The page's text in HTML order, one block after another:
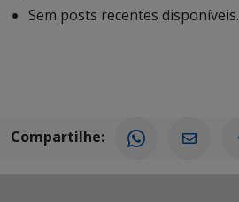
Sem posts recentes disponíveis.
Compartilhe: